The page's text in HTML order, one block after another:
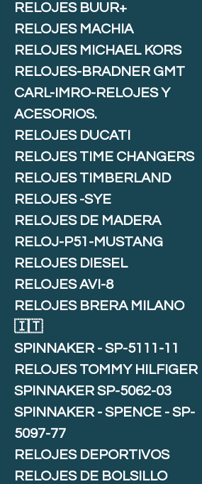
RELOJES BUUR+
RELOJES MACHIA
RELOJES MICHAEL KORS
RELOJES-BRADNER GMT
CARL-IMRO-RELOJES Y
ACESORIOS.
RELOJES DUCATI
RELOJES TIME CHANGERS
RELOJES TIMBERLAND
RELOJES -SYE
RELOJES DE MADERA
RELOJ-P51-MUSTANG
RELOJES DIESEL
RELOJES AVI-8
RELOJES BRERA MILANO
🇮🇹
SPINNAKER - SP-5111-11
RELOJES TOMMY HILFIGER
SPINNAKER SP-5062-03
SPINNAKER - SPENCE - SP-
5097-77
RELOJES DEPORTIVOS
RELOJES DE BOLSILLO